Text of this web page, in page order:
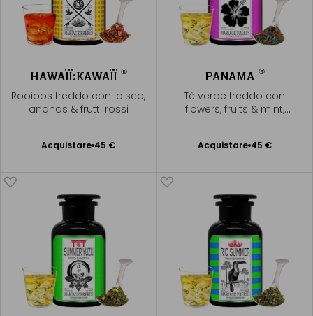
HAWAÏÏ:KAWAÏÏ ®
Rooibos freddo con ibisco,
ananas & frutti rossi
Acquistare 45 €
Aggiungere
PANAMA ®
Tè verde freddo con
flowers, fruits & mint,
Acquistare 45 €
Aggiungere